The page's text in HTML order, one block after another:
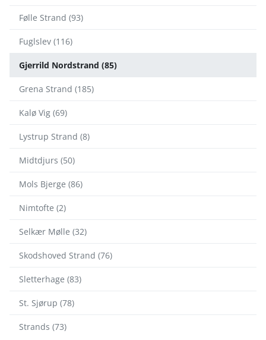
Følle Strand (93)
Fuglslev (116)
Gjerrild Nordstrand (85)
Grena Strand (185)
Kalø Vig (69)
Lystrup Strand (8)
Midtdjurs (50)
Mols Bjerge (86)
Nimtofte (2)
Selkær Mølle (32)
Skodshoved Strand (76)
Sletterhage (83)
St. Sjørup (78)
Strands (73)